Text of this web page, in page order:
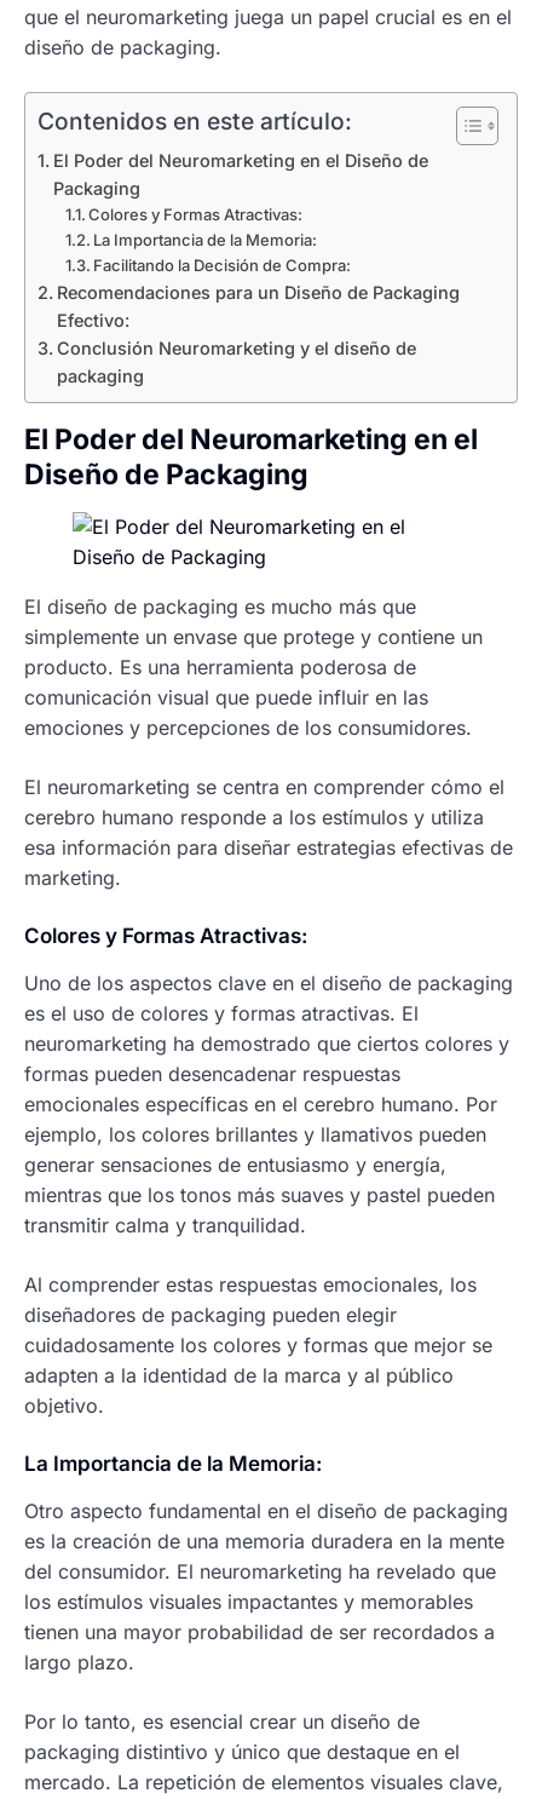
que el neuromarketing juega un papel crucial es en el
diseño de packaging.
Contenidos en este artículo:
El Poder del Neuromarketing en el Diseño de
Packaging
Colores y Formas Atractivas:
La Importancia de la Memoria:
Facilitando la Decisión de Compra:
Recomendaciones para un Diseño de Packaging
Efectivo:
Conclusión Neuromarketing y el diseño de
packaging
El Poder del Neuromarketing en el
Diseño de Packaging
El diseño de packaging es mucho más que
simplemente un envase que protege y contiene un
producto. Es una herramienta poderosa de
comunicación visual que puede influir en las
emociones y percepciones de los consumidores.
El neuromarketing se centra en comprender cómo el
cerebro humano responde a los estímulos y utiliza
esa información para diseñar estrategias efectivas de
marketing.
Colores y Formas Atractivas:
Uno de los aspectos clave en el diseño de packaging
es el uso de colores y formas atractivas. El
neuromarketing ha demostrado que ciertos colores y
formas pueden desencadenar respuestas
emocionales específicas en el cerebro humano. Por
ejemplo, los colores brillantes y llamativos pueden
generar sensaciones de entusiasmo y energía,
mientras que los tonos más suaves y pastel pueden
transmitir calma y tranquilidad.
Al comprender estas respuestas emocionales, los
diseñadores de packaging pueden elegir
cuidadosamente los colores y formas que mejor se
adapten a la identidad de la marca y al público
objetivo.
La Importancia de la Memoria:
Otro aspecto fundamental en el diseño de packaging
es la creación de una memoria duradera en la mente
del consumidor. El neuromarketing ha revelado que
los estímulos visuales impactantes y memorables
tienen una mayor probabilidad de ser recordados a
largo plazo.
Por lo tanto, es esencial crear un diseño de
packaging distintivo y único que destaque en el
mercado. La repetición de elementos visuales clave,